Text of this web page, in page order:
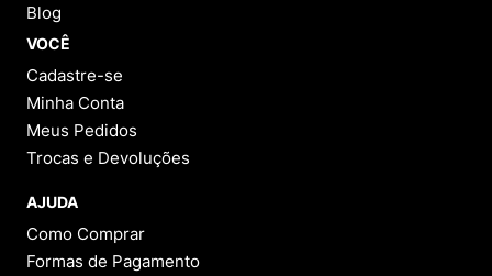
Blog
VOCÊ
Cadastre-se
Minha Conta
Meus Pedidos
Trocas e Devoluções
AJUDA
Como Comprar
Formas de Pagamento